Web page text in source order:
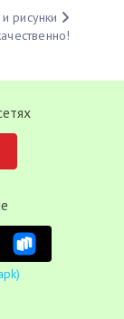
рисунки